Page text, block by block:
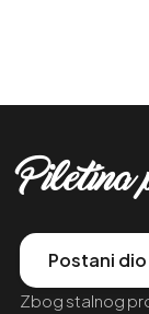
Piletina
Postani dio
Zbog stalnog